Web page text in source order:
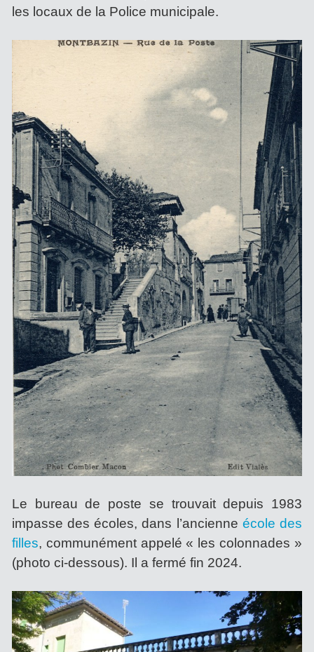
les locaux de la Police municipale.
Le bureau de poste se trouvait depuis 1983
impasse des écoles, dans l’ancienne école des
filles, communément appelé « les colonnades »
(photo ci-dessous). Il a fermé fin 2024.